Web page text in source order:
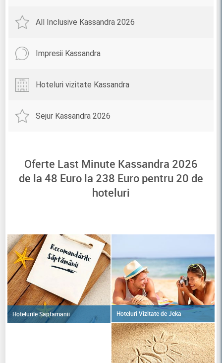
All Inclusive Kassandra 2026
Impresii Kassandra
Hoteluri vizitate Kassandra
Sejur Kassandra 2026
Oferte Last Minute Kassandra 2026
de la 48 Euro la 238 Euro pentru 20 de
hoteluri
Hotelurile Saptamanii Hoteluri Vizitate de Jeka